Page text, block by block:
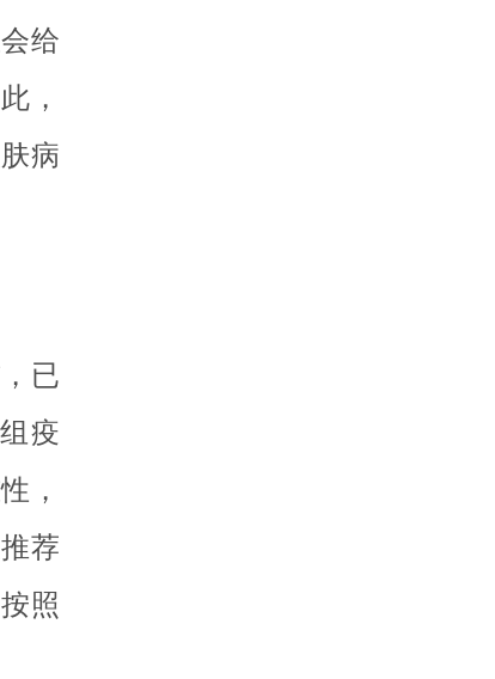
给
，
病
已
疫
，
荐
照